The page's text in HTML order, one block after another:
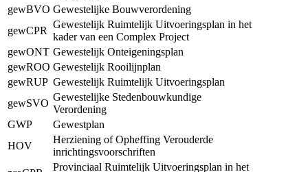
gewBVO Gewestelijke Bouwverordening
gewCPR
Gewestelijk Ruimtelijk Uitvoeringsplan in het
kader van een Complex Project
gewONT Gewestelijk Onteigeningsplan
gewROO Gewestelijk Rooilijnplan
gewRUP Gewestelijk Ruimtelijk Uitvoeringsplan
gewSVO
Gewestelijke Stedenbouwkundige
Verordening
GWP
Gewestplan
HOV
Herziening of Opheffing Verouderde
inrichtingsvoorschriften
Provinciaal Ruimtelijk Uitvoeringsplan in het